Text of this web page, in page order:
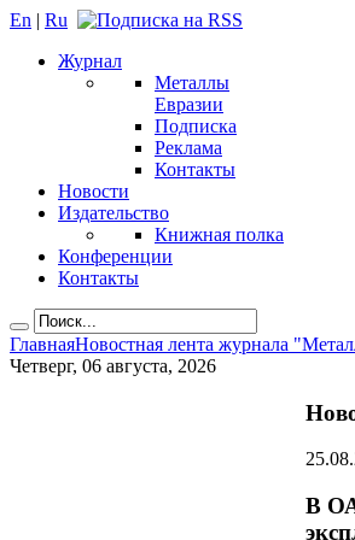
En | Ru
Журнал
Металлы
Евразии
Подписка
Реклама
Контакты
Новости
Издательство
Книжная полка
Конференции
Контакты
ГлавнаяНовостная лента журнала
Четверг, 06 августа, 2026
В